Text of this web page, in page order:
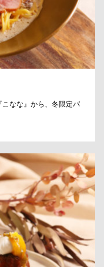
なな』から、冬限定パ